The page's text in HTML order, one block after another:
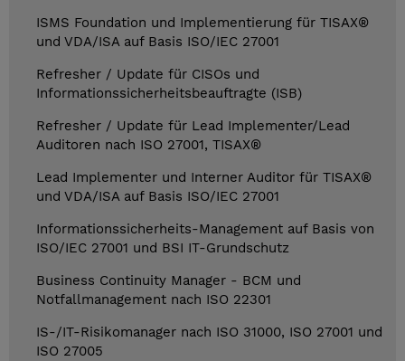
ISMS Foundation und Implementierung für TISAX®
und VDA/ISA auf Basis ISO/IEC 27001
Refresher / Update für CISOs und
Informationssicherheitsbeauftragte (ISB)
Refresher / Update für Lead Implementer/Lead
Auditoren nach ISO 27001, TISAX®
Lead Implementer und Interner Auditor für TISAX®
und VDA/ISA auf Basis ISO/IEC 27001
Informationssicherheits-Management auf Basis von
ISO/IEC 27001 und BSI IT-Grundschutz
Business Continuity Manager - BCM und
Notfallmanagement nach ISO 22301
IS-/IT-Risikomanager nach ISO 31000, ISO 27001 und
ISO 27005